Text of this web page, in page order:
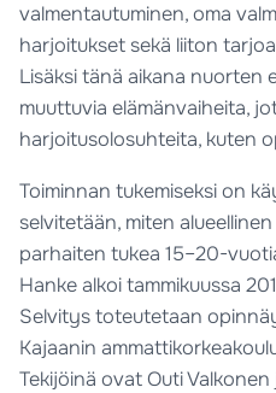
valmentautuminen, oma
harjoitukset sekä liiton
Lisäksi tänä aikana nuorten
muuttuvia elämänvaiheita,
harjoitusolosuhteita, kuten
Toiminnan tukemiseksi on
selvitetään, miten
parhaiten tukea 15–20-
Hanke alkoi tammikuussa
Selvitys toteutetaan
Kajaanin
Tekijöinä ovat Outi